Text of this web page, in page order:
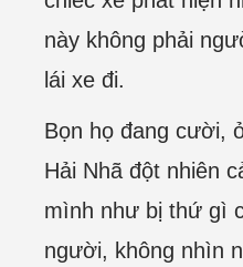
này không phải
lái xe đi.
Bọn họ đang cười,
Hải Nhã đột nhiên
mình như bị thứ gì
người, không nhìn